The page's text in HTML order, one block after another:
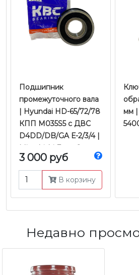
Подшипник
промежуточного вала
| Hyundai HD-65/72/78
КПП M035S5 с ДВС
D4DD/DB/GA Е-2/3/4 |
Mitsubishi Fuso Canter
FE85 4M50/4M51 Е-3/4
| KBC
3 000 руб
В корзину
мм |
Недавно